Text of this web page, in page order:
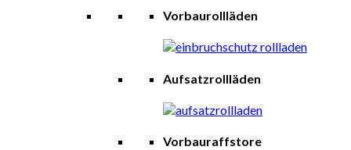
Vorbaurollläden
Aufsatzrollläden
Vorbauraffstore